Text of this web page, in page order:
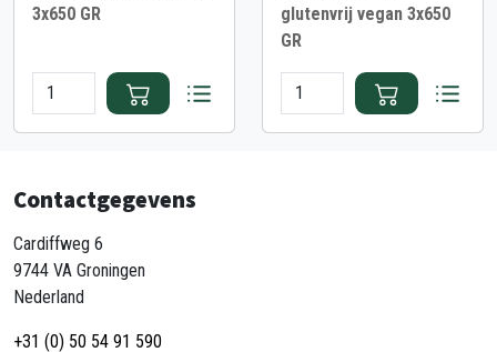
3x650 GR
glutenvrij vegan 3x650
GR
Contactgegevens
Cardiffweg 6
9744 VA Groningen
Nederland
+31 (0) 50 54 91 590